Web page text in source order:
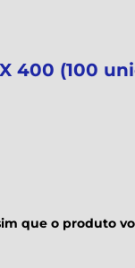
400 (100
que o produto